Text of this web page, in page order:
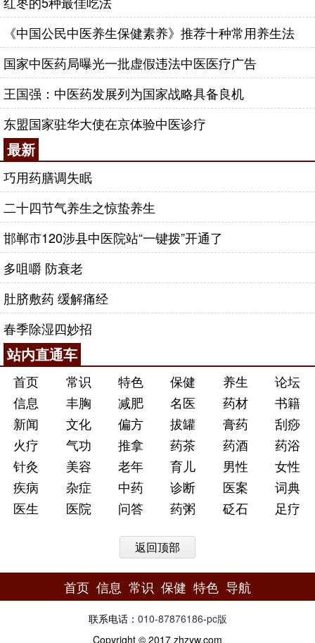
《中国公民中医养生保健素养》推荐十种常用养生法
国家中医药局曝光一批虚假违法中医医疗广告
王国强：中医药发展列为国家战略具备良机
东盟国家驻华大使在京体验中医诊疗
最新
巧用药膳调失眠
二十四节气养生之惊蛰养生
邯郸市120涉县中医院站“一键拨”开通了
多咀嚼 防衰老
肚脐敷药 缓解痛经
春季除湿四妙招
站内直通车
首页 常识 特色 保健 养生
论坛
信息
丰胸 减肥 名医 药材
书籍
新闻
文化 偏方 拔罐 膏药
刮痧
火疗
气功 推拿 药茶 药酒
药浴
针灸
美容 老年 育儿 男性
女性
疾病
杂症 中药 诊断 医案
词典
医生
医院 问答 药粥 砭石 足疗
返回顶部
首页 信息 常识 保健 特色 导航
联系电话： 010-87876186-pc版
Copyright © 2017 zhzyw.com